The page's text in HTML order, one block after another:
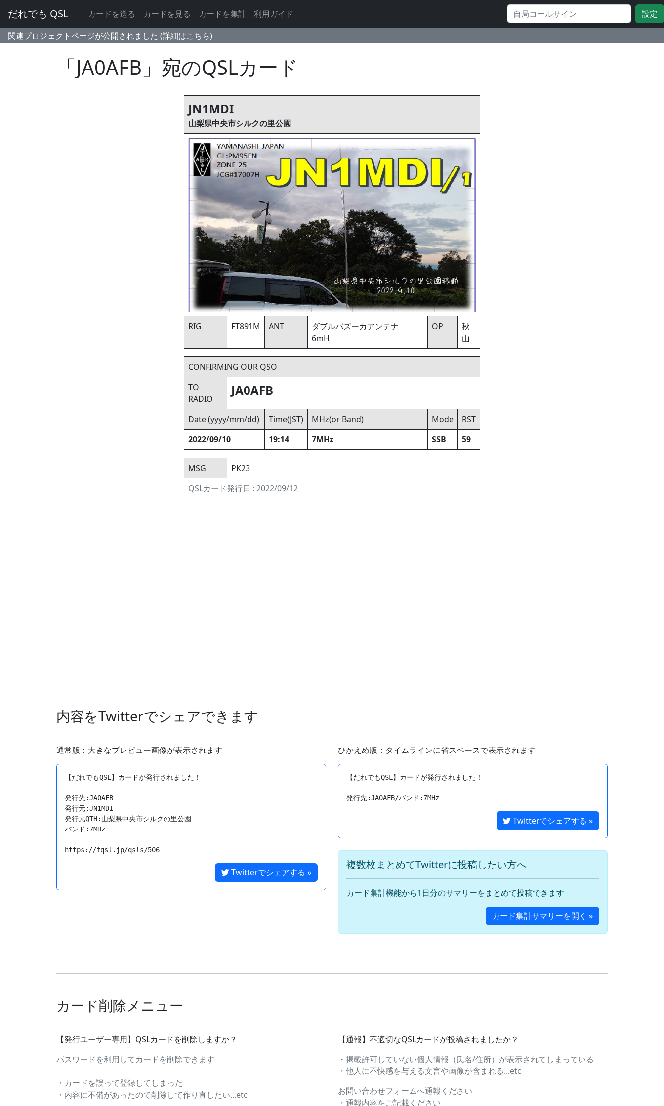
だれでも QSL カードを送る カードを見る カードを集計
利用ガイド
関連プロジェクトページが公開されました (詳細はこちら)
「JA0AFB」宛のQSLカード
JN1MDI
山梨県中央市シルクの里公園
RIG FT891M ANT
ダブルバズーカアンテナ
6mH
OP
秋
山
CONFIRMING OUR QSO
TO
RADIO
JA0AFB
Date (yyyy/mm/dd) Time(JST) MHz(or Band) Mode
RST
2022/09/10
19:14 7MHz SSB 59
MSG
PK23
QSLカード発行日 : 2022/09/12
内容をTwitterでシェアできます
通常版：大きなプレビュー画像が表示されます
【だれでもQSL】カードが発行されました！
発行先:JA0AFB
発行元:JN1MDI
発行元QTH:山梨県中央市シルクの里公園
バンド:7MHz
https://fqsl.jp/qsls/506
Twitterでシェアする »
ひかえめ版：タイムラインに省スペースで表示されます
【だれでもQSL】カードが発行されました！
Twitterでシェアする »
複数枚まとめてTwitterに投稿したい方へ
カード集計機能から1日分のサマリーをまとめて投稿できます
カード集計サマリーを開く »
カード削除メニュー
【発行ユーザー専用】QSLカードを削除しますか？
パスワードを利用してカードを削除できます
・カードを誤って登録してしまった
・内容に不備があったので削除して作り直したい...etc
【通報】不適切なQSLカードが投稿されましたか？
・掲載許可していない個人情報（氏名/住所）が表示されてしまっている
・他人に不快感を与える文言や画像が含まれる...etc
お問い合わせフォームへ通報ください
・通報内容をご記載ください